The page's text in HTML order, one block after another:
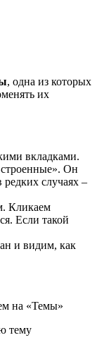
, одна из которых
их
вкладками.
Он
случаях –
Кликаем
Если такой
и видим, как
на «Темы»
тему